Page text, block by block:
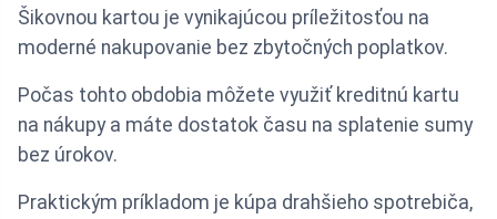
Šikovnou kartou je vynikajúcou príležitosťou na
moderné nakupovanie bez zbytočných poplatkov.
Počas tohto obdobia môžete využiť kreditnú kartu
na nákupy a máte dostatok času na splatenie sumy
bez úrokov.
Praktickým príkladom je kúpa drahšieho spotrebiča,